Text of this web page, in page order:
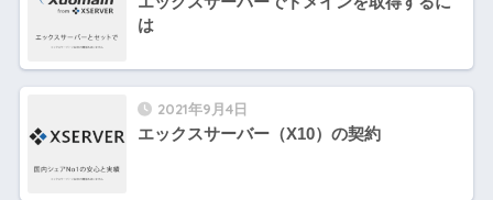
は
2021年9月4日
エックスサーバー（X10）の契約